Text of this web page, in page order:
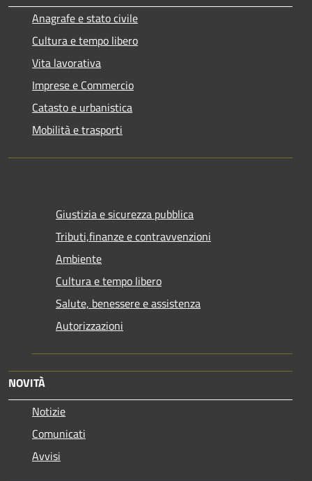
Anagrafe e stato civile
Cultura e tempo libero
Vita lavorativa
Imprese e Commercio
Catasto e urbanistica
Mobilità e trasporti
Giustizia e sicurezza pubblica
Tributi,finanze e contravvenzioni
Ambiente
Cultura e tempo libero
Salute, benessere e assistenza
Autorizzazioni
NOVITÀ
Notizie
Comunicati
Avvisi